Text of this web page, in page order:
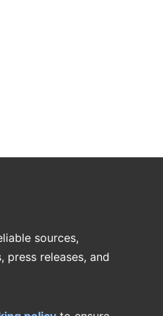
sources,
press releases, and